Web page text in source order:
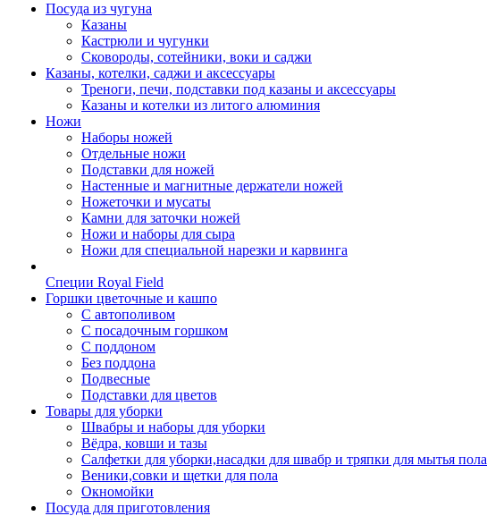
Посуда из чугуна
Казаны
Кастрюли и чугунки
Сковороды, сотейники, воки и саджи
Казаны, котелки, саджи и аксессуары
Треноги, печи, подставки под казаны и аксессуары
Казаны и котелки из литого алюминия
Ножи
Наборы ножей
Отдельные ножи
Подставки для ножей
Настенные и магнитные держатели ножей
Ножеточки и мусаты
Камни для заточки ножей
Ножи и наборы для сыра
Ножи для специальной нарезки и карвинга
Специи Royal Field
Горшки цветочные и кашпо
С автополивом
С посадочным горшком
С поддоном
Без поддона
Подвесные
Подставки для цветов
Товары для уборки
Швабры и наборы для уборки
Вёдра, ковши и тазы
Салфетки для уборки,насадки для швабр и тряпки для мытья пола
Веники,совки и щетки для пола
Окномойки
Посуда для приготовления